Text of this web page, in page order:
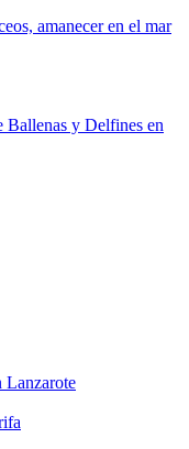
amanecer en el mar
Ballenas y Delfines en
Lanzarote